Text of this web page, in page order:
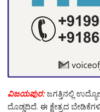
ವಿಜಯಪುರ:ಜಗತ್ತಿನಲ್ಲಿ
ದೊಡ್ಡದಿದೆ. ಈ ಕ್ಷೇತ್ರದ